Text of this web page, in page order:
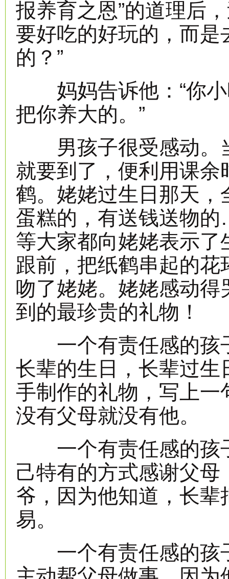
报养育之恩”的道理后
要好吃的好玩的，而是
的？”
妈妈告诉他：“你小
把你养大的。”
男孩子很受感动。
就要到了，便利用课
鹤。姥姥过生日那天
蛋糕的，有送钱送物
等大家都向姥姥表示
跟前，把纸鹤串起的
吻了姥姥。姥姥感动
到的最珍贵的礼物！
一个有责任感的孩
长辈的生日，长辈过
手制作的礼物，写上
没有父母就没有他。
一个有责任感的孩
己特有的方式感谢父
爷，因为他知道，长
易。
一个有责任感的孩